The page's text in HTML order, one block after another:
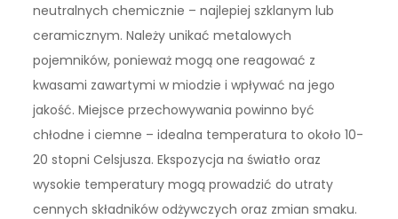
neutralnych chemicznie – najlepiej szklanym lub
ceramicznym. Należy unikać metalowych
pojemników, ponieważ mogą one reagować z
kwasami zawartymi w miodzie i wpływać na jego
jakość. Miejsce przechowywania powinno być
chłodne i ciemne – idealna temperatura to około 10-
20 stopni Celsjusza. Ekspozycja na światło oraz
wysokie temperatury mogą prowadzić do utraty
cennych składników odżywczych oraz zmian smaku.